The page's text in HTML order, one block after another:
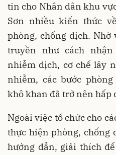
tin cho Nhân dân khu
Sơn nhiều kiến thức
phòng, chống dịch. Nhờ
truyền như cách
nhiễm dịch, cơ chế lây
nhiễm, các bước
khô khan đã trở nên hấp
Ngoài việc tổ chức cho
thực hiện phòng, chống
hướng dẫn, giải thích